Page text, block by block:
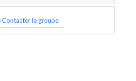
Contacter le groupe